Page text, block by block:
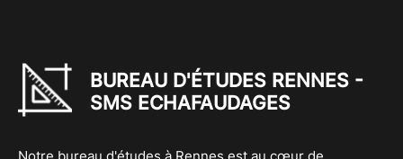
BUREAU D'ÉTUDES RENNES -
SMS ECHAFAUDAGES